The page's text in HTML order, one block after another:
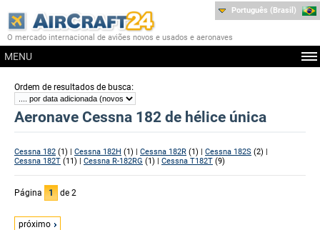
O mercado internacional de aviões novos e usados e aeronaves
MENU
Português (Brasil)
Ordem de resultados de busca:
Aeronave Cessna 182 de hélice única
Cessna 182 (1) | Cessna 182H (1) | Cessna 182R (1) | Cessna 182S (2) |
Cessna 182T (11) | Cessna R-182RG (1) | Cessna T182T (9)
Página 1 de 2
próximo